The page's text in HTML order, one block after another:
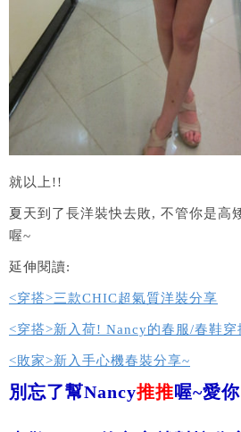
就以上!!
夏天到了長洋裝快去敗, 不管你是高
喔~
延伸閱讀:
<穿搭>三款CHIC超氣質洋裝分享
<穿搭>新入荷! Nancy的春服/春鞋穿
<敗家>新入手心機春裝分享~
別忘了幫Nancy推推喔~愛